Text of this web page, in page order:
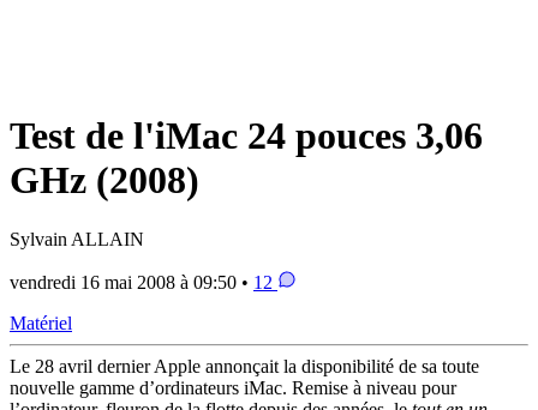
Test de l'iMac 24 pouces 3,06
GHz (2008)
Sylvain ALLAIN
vendredi 16 mai 2008 à 09:50 • 12
Matériel
Le 28 avril dernier Apple annonçait la disponibilité de sa toute
nouvelle gamme d’ordinateurs iMac. Remise à niveau pour